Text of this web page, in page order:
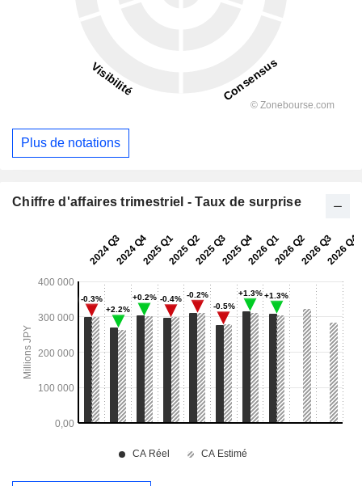
Plus de notations
Chiffre d'affaires trimestriel - Taux de surprise